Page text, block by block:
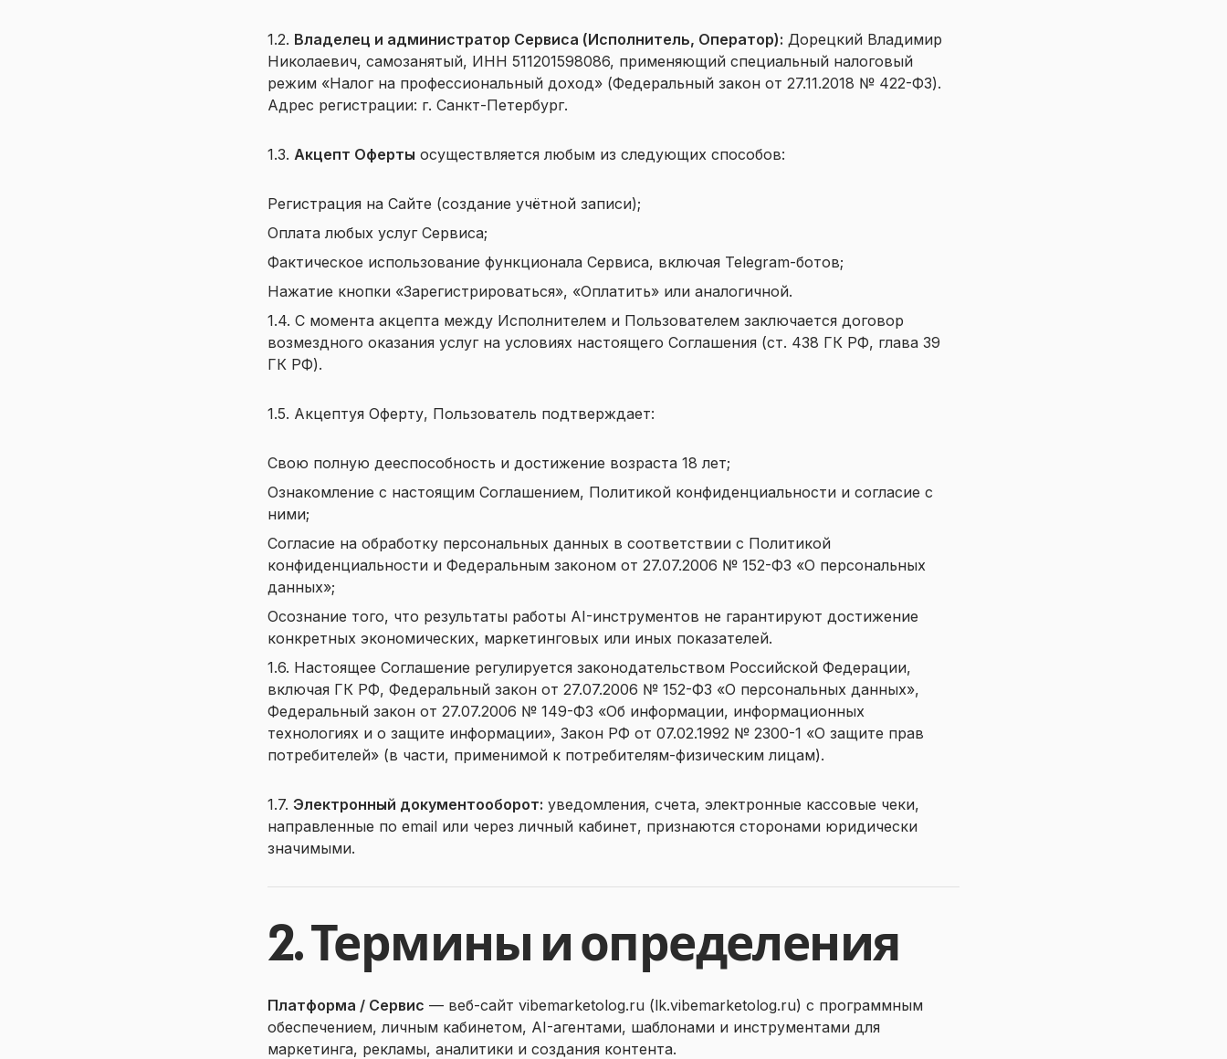
1.2. Владелец и администратор Сервиса (Исполнитель, Оператор): Дорецкий Владимир
Николаевич, самозанятый, ИНН 511201598086, применяющий специальный налоговый
режим «Налог на профессиональный доход» (Федеральный закон от 27.11.2018 № 422-ФЗ).
Адрес регистрации: г. Санкт-Петербург.
1.3. Акцепт Оферты осуществляется любым из следующих способов:
Регистрация на Сайте (создание учётной записи);
Оплата любых услуг Сервиса;
Фактическое использование функционала Сервиса, включая Telegram-ботов;
Нажатие кнопки «Зарегистрироваться», «Оплатить» или аналогичной.
1.4. С момента акцепта между Исполнителем и Пользователем заключается договор
возмездного оказания услуг на условиях настоящего Соглашения (ст. 438 ГК РФ, глава 39
ГК РФ).
1.5. Акцептуя Оферту, Пользователь подтверждает:
Свою полную дееспособность и достижение возраста 18 лет;
Ознакомление с настоящим Соглашением, Политикой конфиденциальностии согласие с
ними;
Согласие на обработку персональных данных в соответствии с Политикой
конфиденциальностии Федеральным законом от 27.07.2006 № 152-ФЗ «О персональных
данных»;
Осознание того, что результаты работы AI-инструментов не гарантируют достижение
конкретных экономических, маркетинговых или иных показателей.
1.6. Настоящее Соглашение регулируется законодательством Российской Федерации,
включая ГК РФ, Федеральный закон от 27.07.2006 № 152-ФЗ «О персональных данных»,
Федеральный закон от 27.07.2006 № 149-ФЗ «Об информации, информационных
технологиях и о защите информации», Закон РФ от 07.02.1992 № 2300-1 «О защите прав
потребителей» (в части, применимой к потребителям-физическим лицам).
1.7. Электронный документооборот: уведомления, счета, электронные кассовые чеки,
направленные по email или через личный кабинет, признаются сторонами юридически
значимыми.
2. Термины и определения
Платформа / Сервис — веб-сайт vibemarketolog.ru (lk.vibemarketolog.ru) с программным
обеспечением, личным кабинетом, AI-агентами, шаблонами и инструментами для
маркетинга, рекламы, аналитики и создания контента.